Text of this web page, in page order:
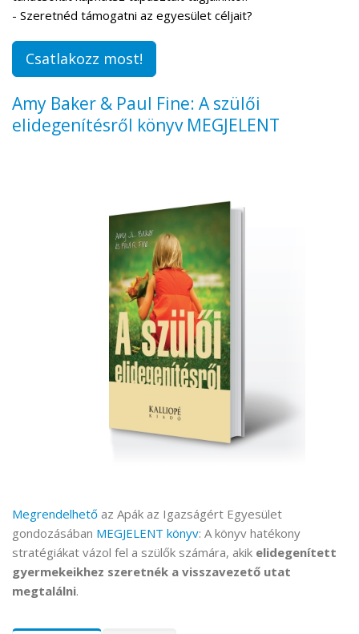
- Szeretnéd támogatni az egyesület céljait?
Csatlakozz most!
Amy Baker & Paul Fine: A szülői
elidegenítésről könyv MEGJELENT
Megrendelhető az Apák az Igazságért Egyesület
gondozásában MEGJELENT könyv: A könyv hatékony
stratégiákat vázol fel a szülők számára, akik elidegenített
gyermekeikhez szeretnék a visszavezető utat
megtalálni.